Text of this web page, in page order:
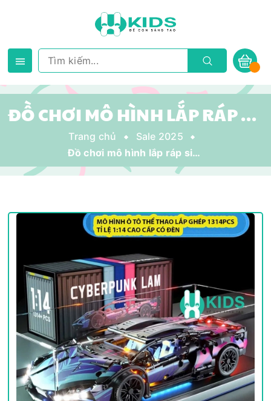
ĐỒ CHƠI MÔ HÌNH LẮP RÁP SIÊU XE Ô TÔ THỂ THAO LAMBO CYBERPUNK LAM TỈ LỆ 1:14 1314 PCS CÓ ĐÈN LED CỬA MỞ LÊN CHO BÉ
Trang chủ
Sale 2025
Đồ chơi mô hình lắp ráp siêu xe ô tô thể thao Lambo Cyberpunk Lam tỉ lệ 1:14 1314 PCS có đèn LED cửa mở lên cho bé